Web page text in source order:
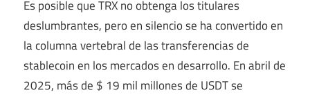
Es posible que TRX no obtenga los titulares
deslumbrantes, pero en silencio se ha convertido en
la columna vertebral de las transferencias de
stablecoin en los mercados en desarrollo. En abril de
2025, más de $ 19 mil millones de USDT se